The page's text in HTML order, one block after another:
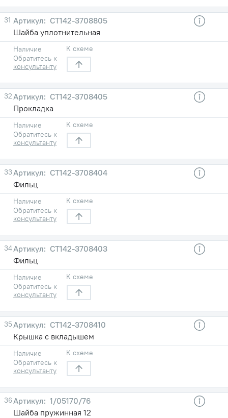
31
СТ142-3708805
Шайба уплотнительная
Наличие
Обратитесь к
консультанту
К схеме
32
СТ142-3708405
Прокладка
Наличие
Обратитесь к
консультанту
К схеме
33
СТ142-3708404
Фильц
Наличие
Обратитесь к
консультанту
К схеме
34
СТ142-3708403
Фильц
Наличие
Обратитесь к
консультанту
К схеме
35
СТ142-3708410
Крышка с вкладышем
Наличие
Обратитесь к
консультанту
К схеме
36
1/05170/76
Шайба пружинная 12